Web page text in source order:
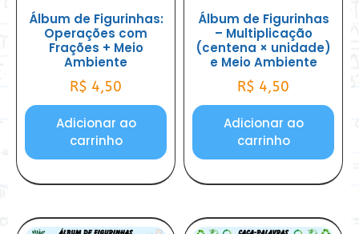
Álbum de Figurinhas:
Operações com
Frações + Meio
Ambiente
R$ 4,50
Adicionar ao
carrinho
Álbum de Figurinhas
– Multiplicação
(centena × unidade)
e Meio Ambiente
R$ 4,50
Adicionar ao
carrinho